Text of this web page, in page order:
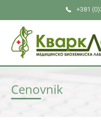
+381
Cenovnik